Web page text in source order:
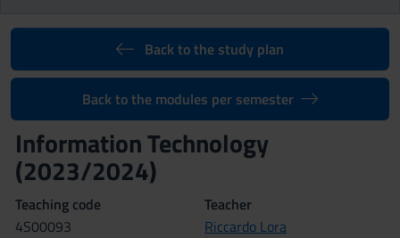
Back to the study plan
Back to the modules per semester
Information Technology
(2023/2024)
Teaching code
4S00093
Teacher
Riccardo Lora